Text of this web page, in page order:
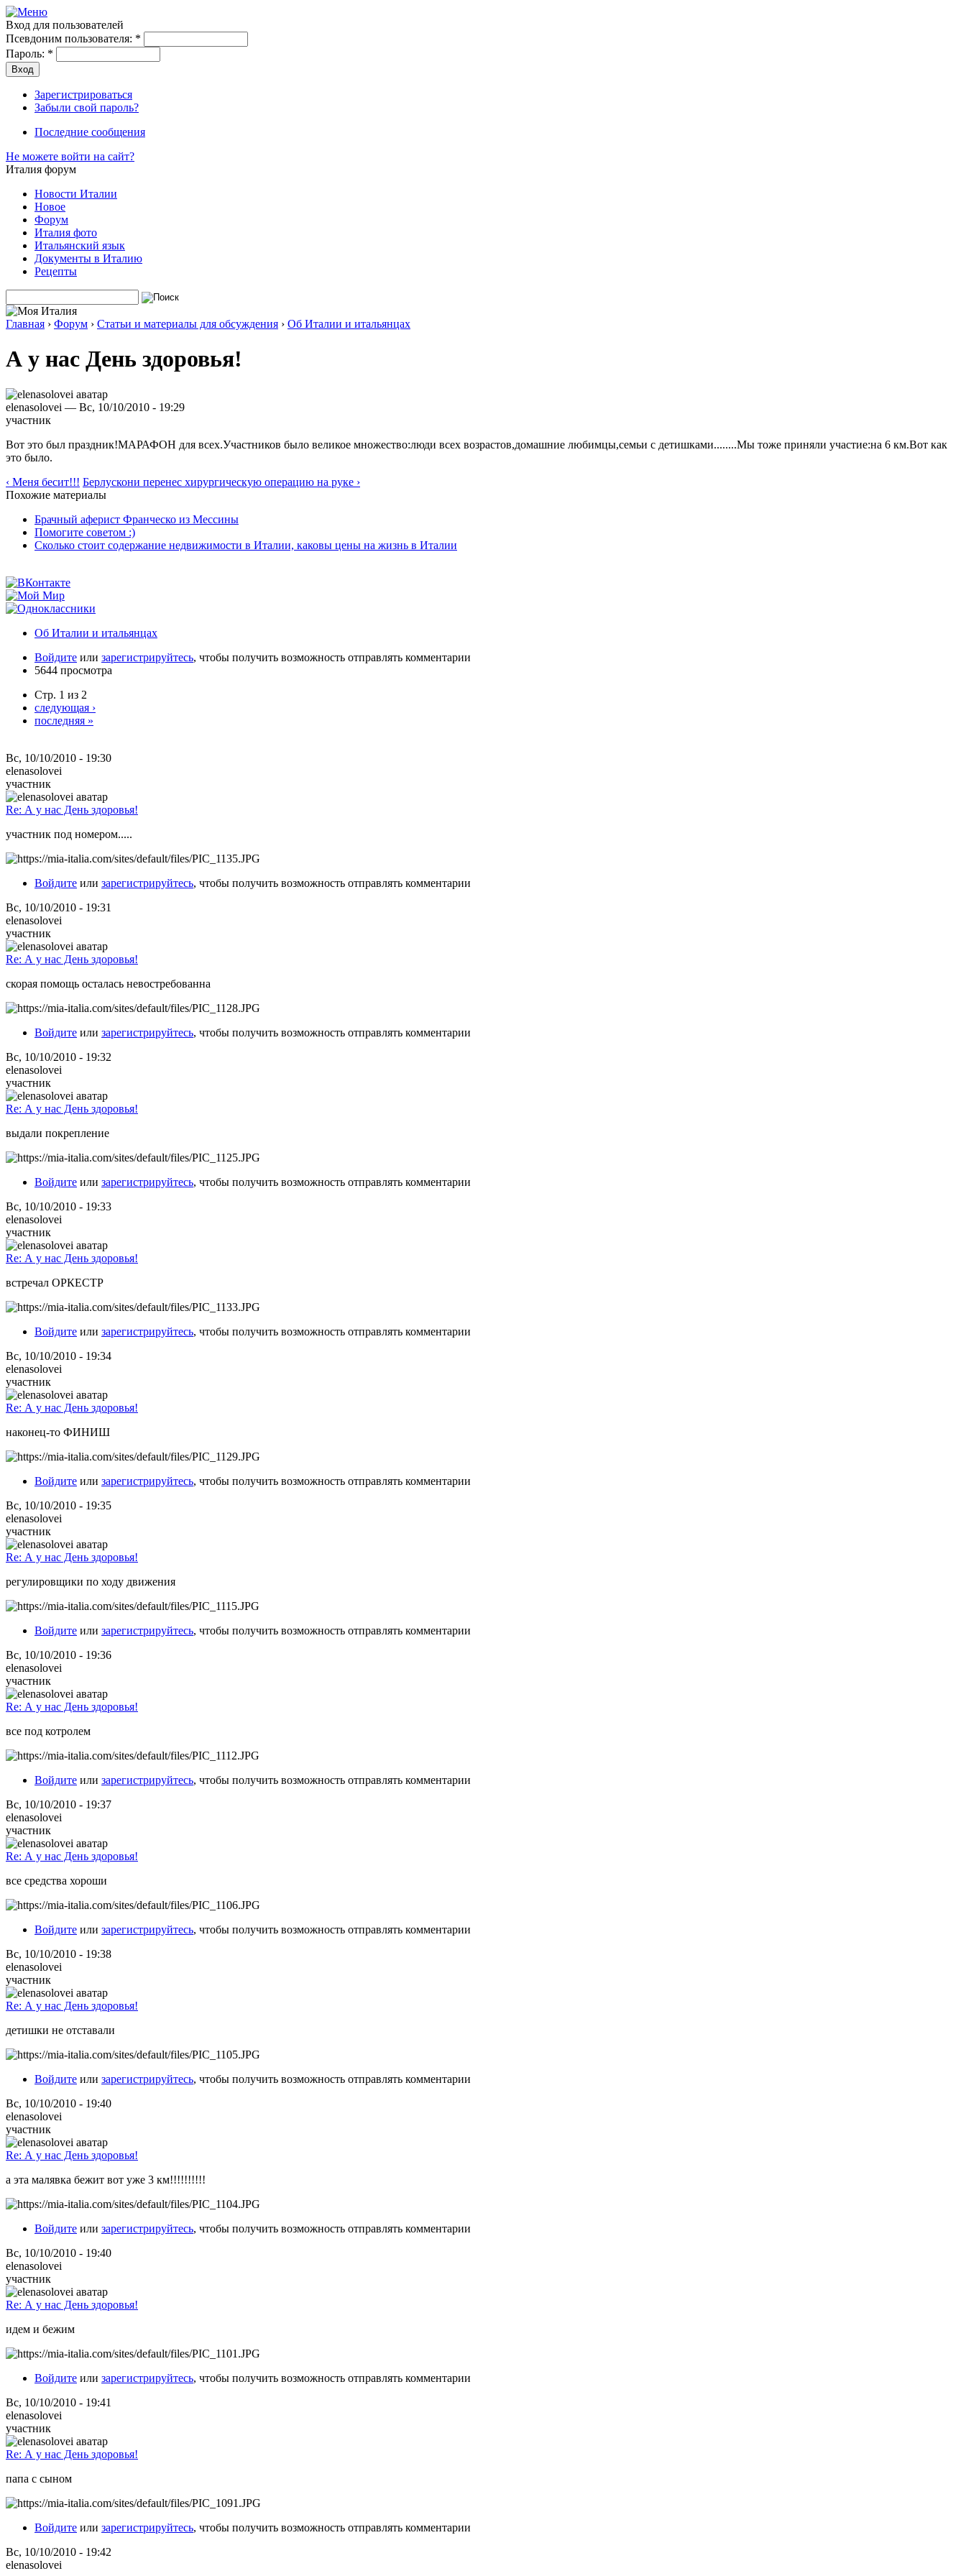
Вход для пользователей
Псевдоним пользователя: *
Пароль: *
Зарегистрироваться
Забыли свой пароль?
Последние сообщения
Не можете войти на сайт?
Италия форум
Новости Италии
Новое
Форум
Италия фото
Итальянский язык
Документы в Италию
Рецепты
Главная › Форум › Статьи и материалы для обсуждения › Об Италии и итальянцах
А у нас День здоровья!
elenasolovei — Вс, 10/10/2010 - 19:29
участник
Вот это был праздник!МАРАФОН для всех.Участников было великое множество:люди всех возрастов,домашние любимцы,семьи с детишками........Мы тоже приняли участие:на 6 км.Вот как
это было.
‹ Меня бесит!!! Берлускони перенес хирургическую операцию на руке ›
Похожие материалы
Брачный аферист Франческо из Мессины
Помогите советом :)
Сколько стоит содержание недвижимости в Италии, каковы цены на жизнь в Италии
Об Италии и итальянцах
Войдите или зарегистрируйтесь, чтобы получить возможность отправлять комментарии
5644 просмотра
Стр. 1 из 2
следующая ›
последняя »
Вс, 10/10/2010 - 19:30
elenasolovei
участник
Re: А у нас День здоровья!
участник под номером.....
Войдите или зарегистрируйтесь, чтобы получить возможность отправлять комментарии
Вс, 10/10/2010 - 19:31
elenasolovei
участник
Re: А у нас День здоровья!
скорая помощь осталась невостребованна
Войдите или зарегистрируйтесь, чтобы получить возможность отправлять комментарии
Вс, 10/10/2010 - 19:32
elenasolovei
участник
Re: А у нас День здоровья!
выдали покрепление
Войдите или зарегистрируйтесь, чтобы получить возможность отправлять комментарии
Вс, 10/10/2010 - 19:33
elenasolovei
участник
Re: А у нас День здоровья!
встречал ОРКЕСТР
Войдите или зарегистрируйтесь, чтобы получить возможность отправлять комментарии
Вс, 10/10/2010 - 19:34
elenasolovei
участник
Re: А у нас День здоровья!
наконец-то ФИНИШ
Войдите или зарегистрируйтесь, чтобы получить возможность отправлять комментарии
Вс, 10/10/2010 - 19:35
elenasolovei
участник
Re: А у нас День здоровья!
регулировщики по ходу движения
Войдите или зарегистрируйтесь, чтобы получить возможность отправлять комментарии
Вс, 10/10/2010 - 19:36
elenasolovei
участник
Re: А у нас День здоровья!
все под котролем
Войдите или зарегистрируйтесь, чтобы получить возможность отправлять комментарии
Вс, 10/10/2010 - 19:37
elenasolovei
участник
Re: А у нас День здоровья!
все средства хороши
Войдите или зарегистрируйтесь, чтобы получить возможность отправлять комментарии
Вс, 10/10/2010 - 19:38
elenasolovei
участник
Re: А у нас День здоровья!
детишки не отставали
Войдите или зарегистрируйтесь, чтобы получить возможность отправлять комментарии
Вс, 10/10/2010 - 19:40
elenasolovei
участник
Re: А у нас День здоровья!
а эта малявка бежит вот уже 3 км!!!!!!!!!!
Войдите или зарегистрируйтесь, чтобы получить возможность отправлять комментарии
Вс, 10/10/2010 - 19:40
elenasolovei
участник
Re: А у нас День здоровья!
идем и бежим
Войдите или зарегистрируйтесь, чтобы получить возможность отправлять комментарии
Вс, 10/10/2010 - 19:41
elenasolovei
участник
Re: А у нас День здоровья!
папа с сыном
Войдите или зарегистрируйтесь, чтобы получить возможность отправлять комментарии
Вс, 10/10/2010 - 19:42
elenasolovei